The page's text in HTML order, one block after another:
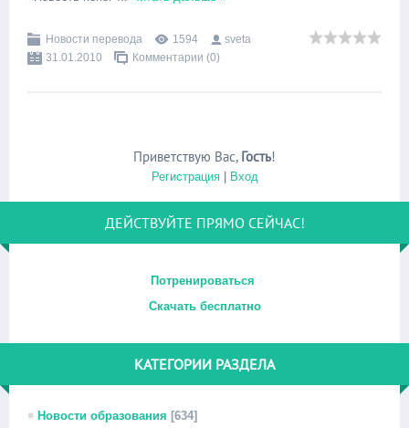
Новости перевода 1594
sveta
31.01.2010
Комментарии (0)
Приветствую Вас, Гость!
Регистрация| Вход
ДЕЙСТВУЙТЕ ПРЯМО СЕЙЧАС!
Потренироваться
Скачать бесплатно
КАТЕГОРИИ РАЗДЕЛА
Новости образования [634]